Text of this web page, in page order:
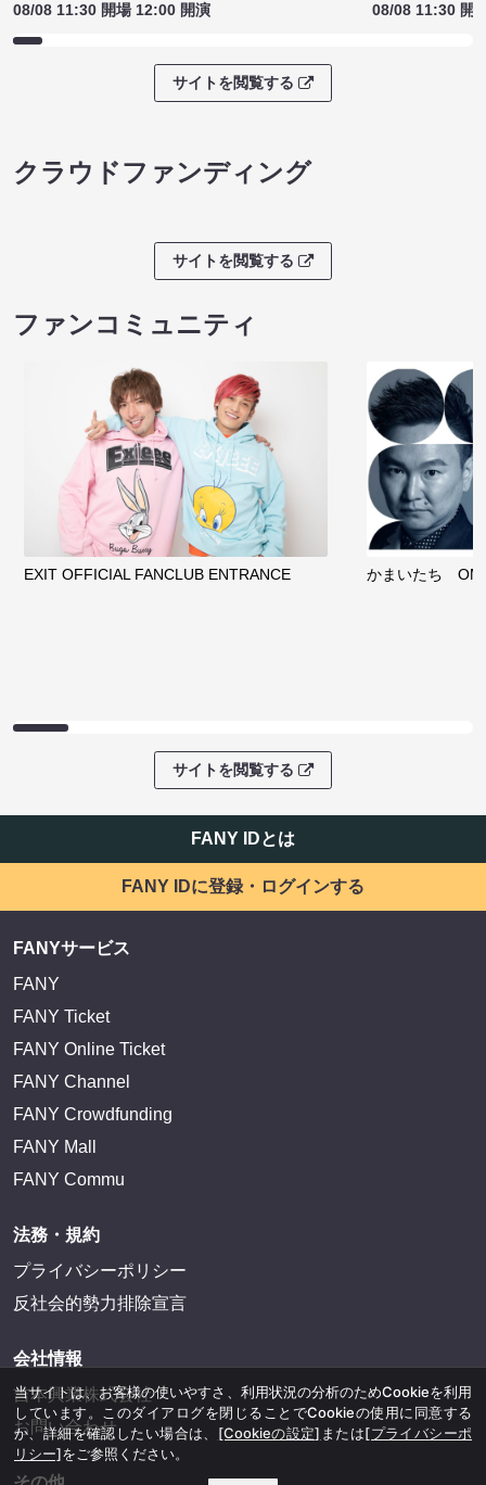
08/08 11:30 開場 12:00 開演
08/08 11:30 開
サイトを閲覧する
クラウドファンディング
サイトを閲覧する
ファンコミュニティ
EXIT OFFICIAL FANCLUB ENTRANCE かまいたち
サイトを閲覧する
FANY IDとは
FANY IDに登録・ログインする
FANYサービス
FANY
FANY Ticket
FANY Online Ticket
FANY Channel
FANY Crowdfunding
FANY Mall
FANY Commu
法務・規約
プライバシーポリシー
反社会的勢力排除宣言
会社情報
吉本興業株式会社
お問い合わせ
当サイトは、お客様の使いやすさ、利用状況の分析のためCookieを利用
しています。このダイアログを閉じることでCookieの使用に同意する
か、詳細を確認したい場合は、 [Cookieの設定] または[プライバシーポ
リシー]をご参照ください。